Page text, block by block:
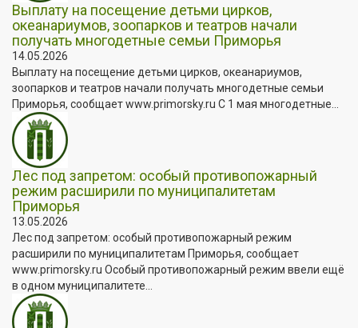
Выплату на посещение детьми цирков,
океанариумов, зоопарков и театров начали
получать многодетные семьи Приморья
14.05.2026
Выплату на посещение детьми цирков, океанариумов,
зоопарков и театров начали получать многодетные семьи
Приморья, сообщает www.primorsky.ru С 1 мая многодетные...
Лес под запретом: особый противопожарный
режим расширили по муниципалитетам
Приморья
13.05.2026
Лес под запретом: особый противопожарный режим
расширили по муниципалитетам Приморья, сообщает
www.primorsky.ru Особый противопожарный режим ввели ещё
в одном муниципалитете...